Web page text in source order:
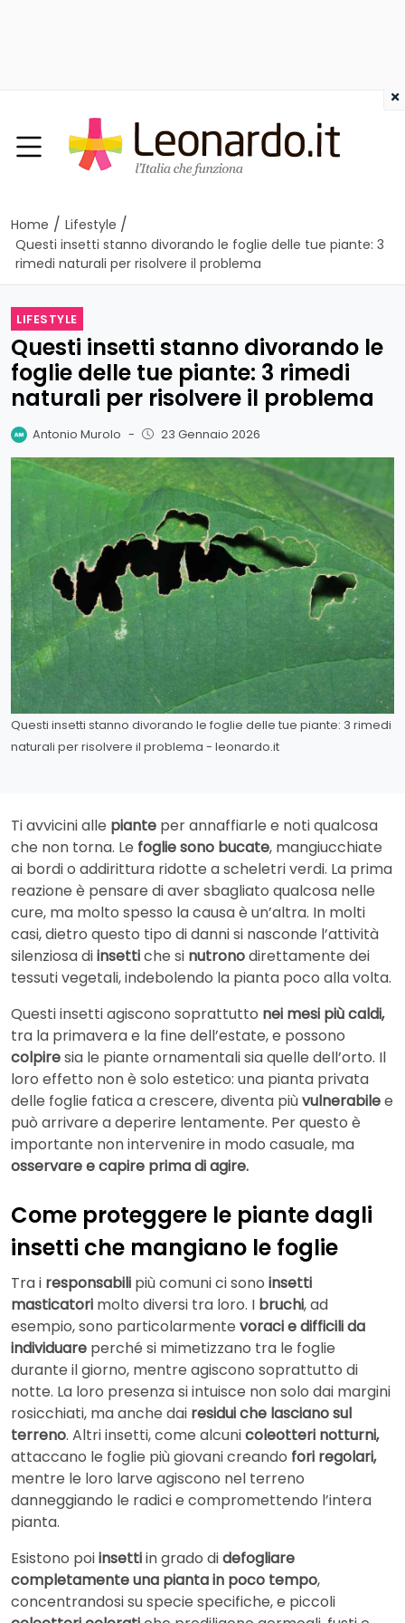
Home / Lifestyle /
Questi insetti stanno divorando le foglie delle tue piante: 3
rimedi naturali per risolvere il problema
LIFESTYLE
Questi insetti stanno divorando le
foglie delle tue piante: 3 rimedi
naturali per risolvere il problema
Antonio Murolo - 23 Gennaio 2026
Questi insetti stanno divorando le foglie delle tue piante: 3 rimedi
naturali per risolvere il problema - leonardo.it
Ti avvicini alle piante per annaffiarle e noti qualcosa
che non torna. Le foglie sono bucate, mangiucchiate
ai bordi o addirittura ridotte a scheletri verdi. La prima
reazione è pensare di aver sbagliato qualcosa nelle
cure, ma molto spesso la causa è un’altra. In molti
casi, dietro questo tipo di danni si nasconde l’attività
silenziosa diinsettiche si nutronodirettamente dei
tessuti vegetali, indebolendo la pianta poco alla volta.
Questi insetti agiscono soprattutto nei mesi più caldi,
tra la primavera e la fine dell’estate, e possono
colpiresia le piante ornamentali sia quelle dell’orto. Il
loro effetto non è solo estetico: una pianta privata
delle foglie fatica a crescere, diventa piùvulnerabilee
può arrivare a deperire lentamente. Per questo è
importante non intervenire in modo casuale, ma
osservare e capire prima di agire.
Come proteggere le piante dagli
insetti che mangiano le foglie
Tra i responsabili più comuni ci sono insetti
masticatori molto diversi tra loro. I bruchi, ad
esempio, sono particolarmente voraci e difficili da
individuare perché si mimetizzano tra le foglie
durante il giorno, mentre agiscono soprattutto di
notte. La loro presenza si intuisce non solo dai margini
rosicchiati, ma anche dai residui che lasciano sul
terreno. Altri insetti, come alcunicoleotteri notturni,
attaccano le foglie più giovani creando fori regolari,
mentre le loro larve agiscono nel terreno
danneggiando le radici e compromettendo l’intera
pianta.
Esistono poiinsettiin grado didefogliare
completamente una pianta in poco tempo,
concentrandosi su specie specifiche, e piccoli
×